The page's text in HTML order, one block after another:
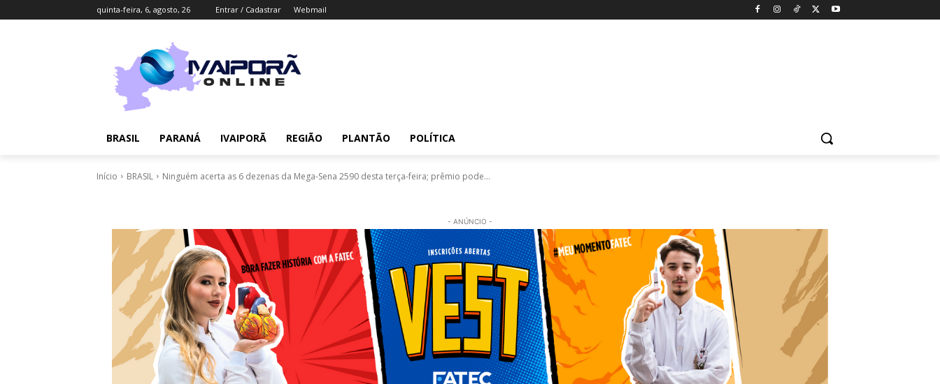
quinta-feira, 6, agosto, 26 Entrar / Cadastrar Webmail
BRASIL PARANÁ IVAIPORÃ REGIÃO PLANTÃO POLÍTICA
Início BRASIL Ninguém acerta as 6 dezenas da Mega-Sena 2590 desta terça-feira; prêmio pode...
- ANÚNCIO -